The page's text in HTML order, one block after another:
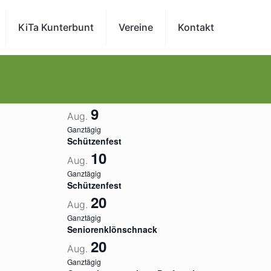
KiTa Kunterbunt Vereine Kontakt
Aug. 9
Ganztägig
Schützenfest
Aug. 10
Ganztägig
Schützenfest
Aug. 20
Ganztägig
Seniorenklönschnack
Aug. 20
Ganztägig